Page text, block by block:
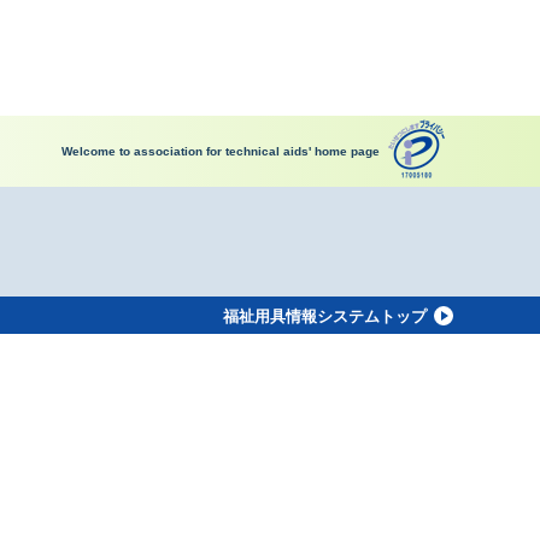
Welcome to association for technical aids' home page
福祉用具情報システムトップ